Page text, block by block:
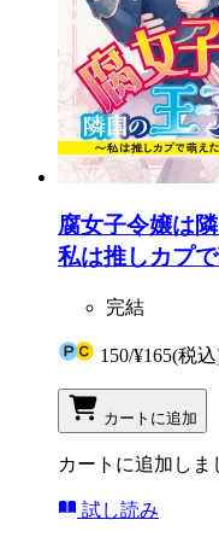
腐女子令嬢は
私は推しカプ
完結
150/¥165(税
カートに追加
カートに追加しま
試し読み